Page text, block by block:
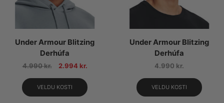
Under Armour Blitzing
Derhúfa
4.990kr. 2.994 kr.
VELDU KOSTI
Under Armour Blitzing
Derhúfa
4.990 kr.
VELDU KOSTI